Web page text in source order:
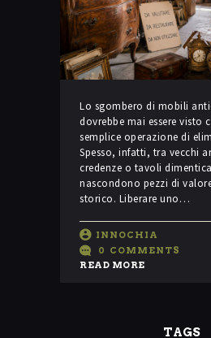
Lo sgombero di mobili
dovrebbe mai essere visto
semplice operazione di
Spesso, infatti, tra vecchi
credenze o tavoli
nascondono pezzi di
storico. Liberare uno…
INNOCHIA
0 COMMENTS
READ MORE
TAGS